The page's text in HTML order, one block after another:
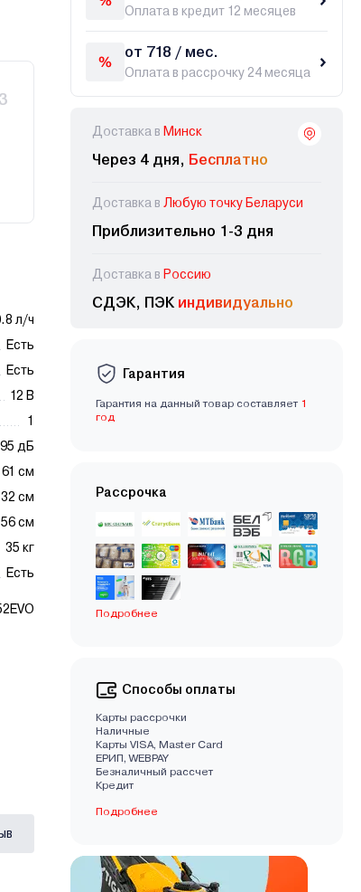
л/ч
Есть
Есть
12 В
1
95 дБ
61 см
32 см
56 см
35 кг
Есть
Оплата в кредит 12 месяцев
от 718 / мес.
Оплата в рассрочку 24 месяца
Доставка в Минск
Через 4 дня, Бесплатно
Доставка в Любую точку Беларуси
Приблизительно 1-3 дня
Доставка в Россию
СДЭК, ПЭК индивидуально
Гарантия
Гарантия на данный товар составляет 1
год
Рассрочка
Подробнее
Способы оплаты
Карты рассрочки
Наличные
Карты VISA, Master Card
EРИП, WEBPAY
Безналичный рассчет
Кредит
Подробнее